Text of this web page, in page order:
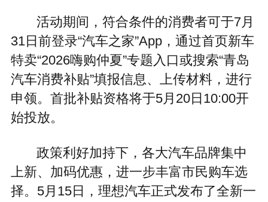
活动期间，符合条件的消费者可于7月
31日前登录“汽车之家”App，通过首页新车
特卖“2026嗨购仲夏”专题入口或搜索“青岛
汽车消费补贴”填报信息、上传材料，进行
申领。首批补贴资格将于5月20日10:00开
始投放。
政策利好加持下，各大汽车品牌集中
上新、加码优惠，进一步丰富市民购车选
择。5月15日，理想汽车正式发布了全新一